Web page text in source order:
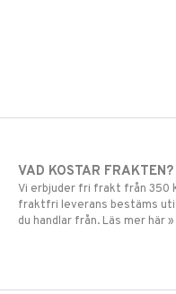
VAD KOSTAR FRAKTEN?
Vi erbjuder fri frakt från 350
fraktfri leverans bestäms
du handlar från. Läs mer här »